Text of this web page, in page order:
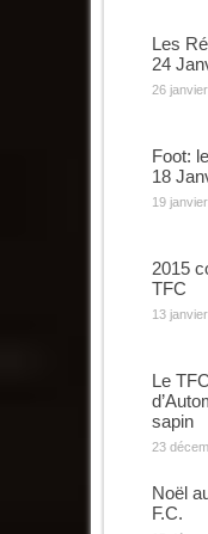
Les
24
26
Foot:
18
19
2015
TFC
13
Le
sapin
23
Noël
F.C.